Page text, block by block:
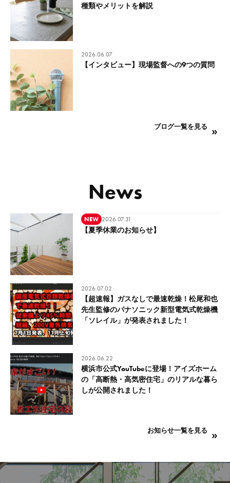
種類やメリットを解説
【インタビュー】現場監督への9つの質問
2026.06.07
ブログ一覧を見る
News
【夏季休業のお知らせ】
NEW 2026.07.31
【超速報】ガスなしで最速乾燥！松尾和也
先生監修のパナソニック新型電気式乾燥機
「ソレイル」が発表されました！
2026.07.02
横浜市公式YouTubeに登場！アイズホーム
の「高断熱・高気密住宅」のリアルな暮ら
しが公開されました！
2026.06.22
お知らせ一覧を見る